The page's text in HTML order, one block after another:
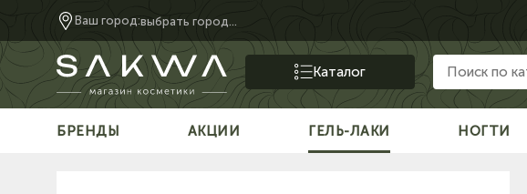
Ваш город:выбрать город...
Каталог
БРЕНДЫ АКЦИИ ГЕЛЬ-ЛАКИ НОГТИ